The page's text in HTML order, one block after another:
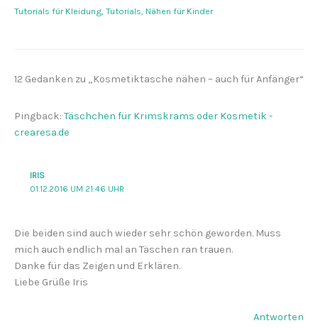
Tutorials für Kleidung Tutorials Nähen für Kinder
12 Gedanken zu „Kosmetiktasche nähen – auch für Anfänger“
Pingback:Täschchen für Krimskrams oder Kosmetik -
crearesa.de
IRIS
01.12.2016 UM 21:46 UHR
Die beiden sind auch wieder sehr schön geworden. Muss
mich auch endlich mal an Täschen ran trauen.
Danke für das Zeigen und Erklären.
Liebe Grüße Iris
Antworten